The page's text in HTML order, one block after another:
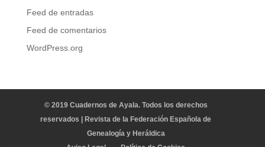
Feed de entradas
Feed de comentarios
WordPress.org
© 2019 Cuadernos de Ayala. Todos los derechos
reservados | Revista de la Federación Española de
Genealogía y Heráldica